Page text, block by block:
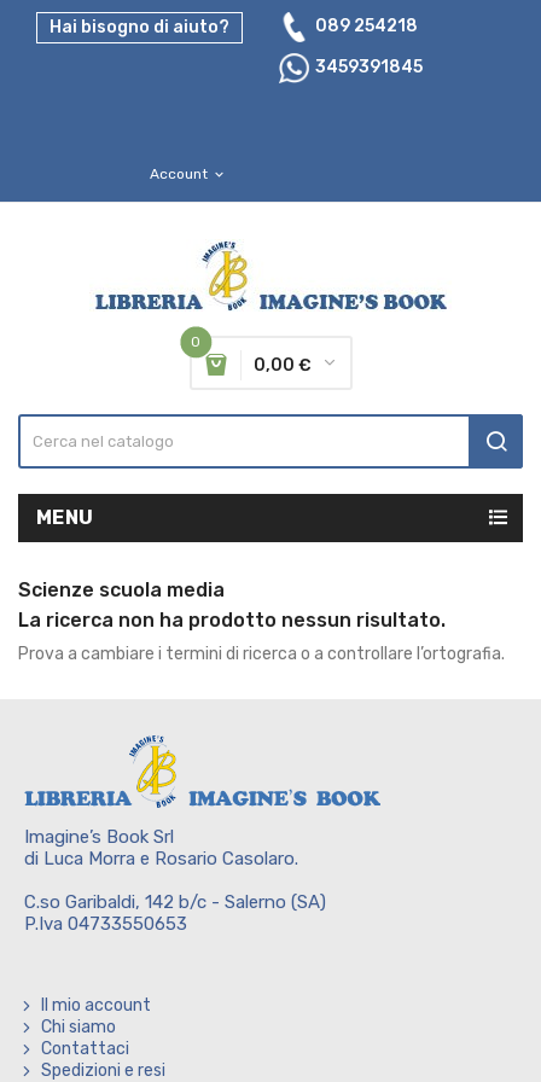
Hai bisogno di aiuto?
089 254218
3459391845
Account expand_more
0
0,00 €
MENU
Scienze scuola media
La ricerca non ha prodotto nessun risultato.
Prova a cambiare i termini di ricerca o a controllare l’ortografia.
Imagine’s Book Srl
di Luca Morra e Rosario Casolaro.
C.so Garibaldi, 142 b/c - Salerno (SA)
P.Iva 04733550653
Il mio account
Chi siamo
Contattaci
Spedizioni e resi